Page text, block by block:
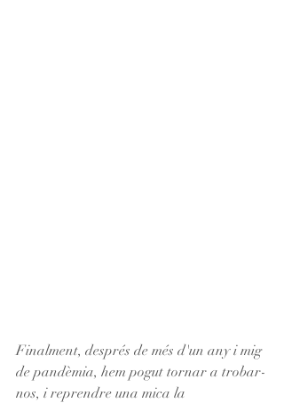
Finalment, després de més d'un any i mig
de pandèmia, hem pogut tornar a trobar-
nos, i reprendre una mica la